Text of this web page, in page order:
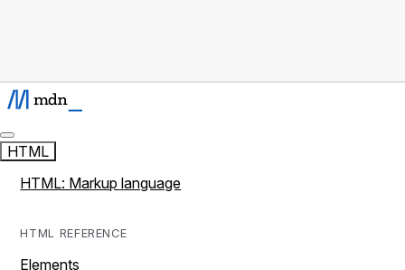
HTML
HTML: Markup language
HTML REFERENCE
Elements